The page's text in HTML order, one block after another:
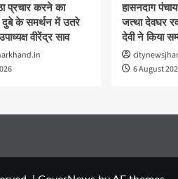
प्रचार करने का
दुबे के समर्थन में उतरे
वीरेंद्र साव
हासनदाग
जत्था देवघर
देवी ने किया
6 August